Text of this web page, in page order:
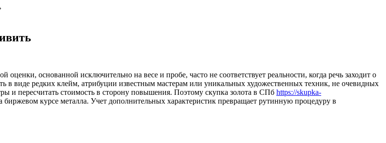
оценки, основанной исключительно на весе и пробе, часто не соответствует реальности, когда речь заходит о
виде редких клейм, атрибуции известным мастерам или уникальных художественных техник, не очевидных
и пересчитать стоимость в сторону повышения. Поэтому скупка золота в СПб https://skupka-
курсе металла. Учет дополнительных характеристик превращает рутинную процедуру в